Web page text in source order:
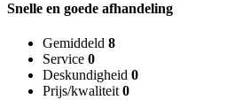
Snelle en goede afhandeling
Gemiddeld 8
Service 0
Deskundigheid 0
Prijs/kwaliteit 0